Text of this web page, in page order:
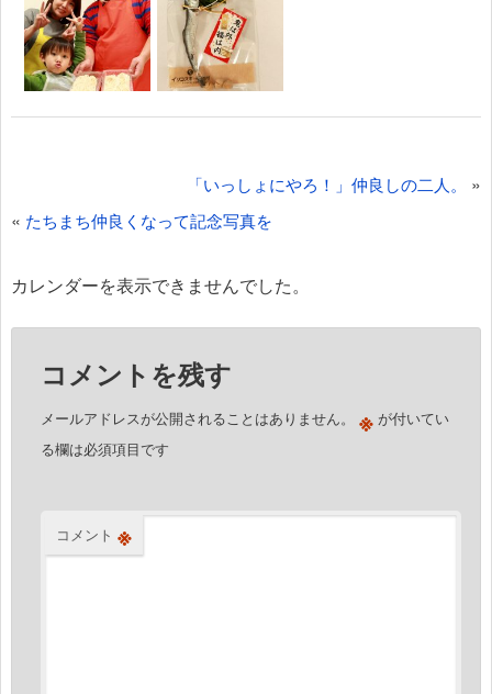
稿
ビ
「いっしょにやろ！」仲良しの二人。
»
« たちまち仲良くなって記念写真を
カレンダーを表示できませんでした。
コメントを残す
メールアドレスが公開されることはありません。 ※が付いてい
る欄は必須項目です
コメント ※